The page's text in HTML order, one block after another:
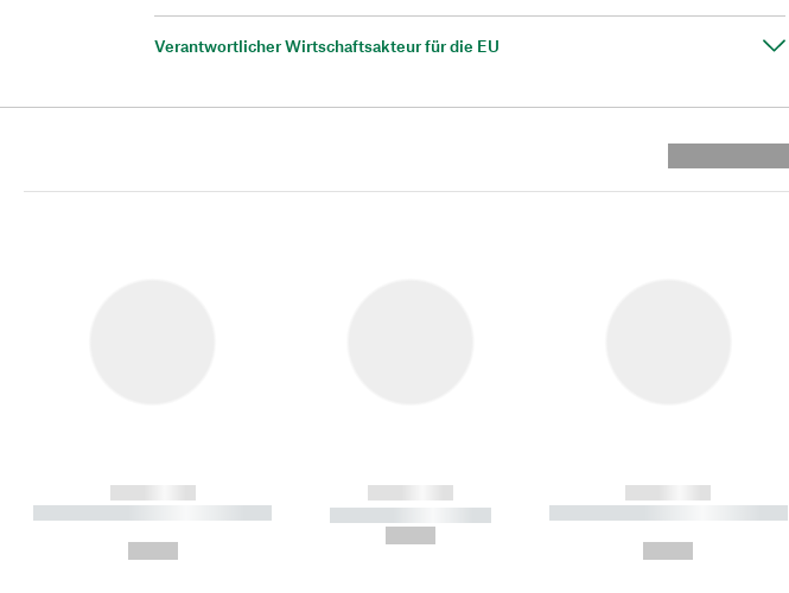
Verantwortlicher Wirtschaftsakteur für die EU
------------
----------- ----------- ----------
------------
----------- -----------
------------
----------- ----------- ----------